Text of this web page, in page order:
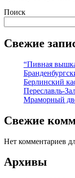
Поиск
Свежие
“Пивная
Берлинский
Переславль-
Мраморный
Свежие
Нет комментариев
Архивы